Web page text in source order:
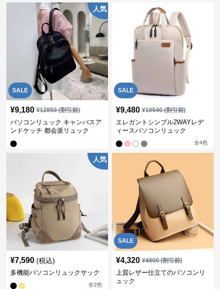
SALE
人気
¥9,180 ¥12850(割引前)
パソコンリュック キャンバスア
ンドケッチ 都会派リュック
SALE
¥9,480 ¥10540(割引前)
エレガントシンプル2WAYレデ
ィースパソコンリュック
全4色
人気
¥7,590 (税込)
多機能パソコンリュックサック
全2色
SALE
¥4,320 ¥4800(割引前)
上質レザー仕立てのパソコンリ
ュック